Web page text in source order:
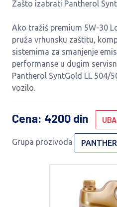
Zašto izabrati Pantherol
Ako tražiš premium 5W-30
pruža vrhunsku zaštitu,
sistemima za smanjenje
performanse u dugim
Pantherol SyntGold LL 504/
vozilo.
Cena: 4200 din
Grupa prozivoda